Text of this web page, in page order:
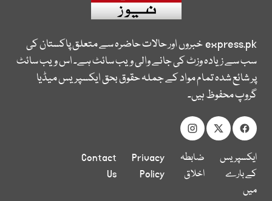
express.pkخبروں اور حالات حاضرہ سے متعلق پاکستان کی
سب سے زیادہ وزٹ کی جانے والی ویب سائٹ ہے۔ اس ویب سائٹ
پر شائع شدہ تمام مواد کے جملہ حقوق بحق ایکسپریس میڈیا
گروپ محفوظ ہیں۔
ایکسپریس
کے بارے
میں
ضابطہ
اخلاق
Privacy
Policy
Contact
Us